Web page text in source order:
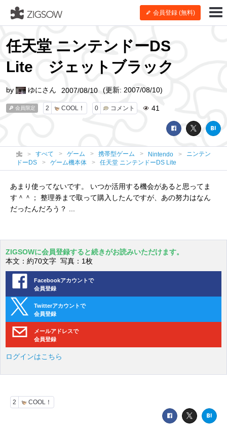
会員登録 (無料)
任天堂 ニンテンドーDS
Lite ジェットブラック
会員限定 2 COOL！ 0 コメント 41
by ゆにさん 2007/08/10 (更新: 2007/08/10)
すべて ゲーム 携帯型ゲーム Nintendo
ニンテン
ドーDS
ゲーム機本体 任天堂 ニンテンドーDS Lite
あまり使ってないです。 いつか活用する機会があると思ってま
す＾＾； 整理券まで取って購入したんですが、あの努力はなん
だったんだろう？ ...
ZIGSOWに会員登録すると続きがお読みいただけます。
本文：約70文字 写真：1枚
Facebookアカウントで
会員登録
Twitterアカウントで
会員登録
メールアドレスで
会員登録
ログインはこちら
2 COOL！